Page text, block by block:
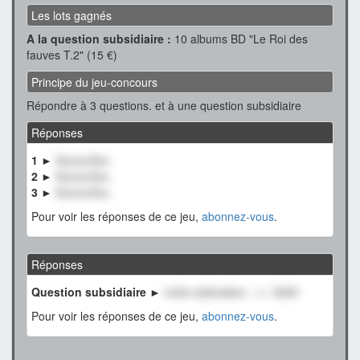
Les lots gagnés
A la question subsidiaire : 10 albums BD "Le Roi des
fauves T.2" (15 €)
Principe du jeu-concours
Répondre à 3 questions. et à une question subsidiaire
Réponses
1 ►
XxxxxxXxx
2 ►
3 ►
Pour voir les réponses de ce jeu, abonnez-vous.
Réponses
Question subsidiaire ►
notre estimation : +/- 3000
Pour voir les réponses de ce jeu, abonnez-vous.